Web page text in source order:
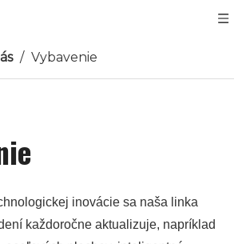
/ Vybavenie
inovácie sa naša linka
každoročne aktualizuje, napríklad